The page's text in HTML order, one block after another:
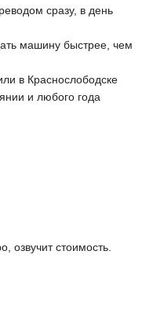
сразу, в день
машину быстрее, чем
в Краснослободске
и любого года
озвучит стоимость.